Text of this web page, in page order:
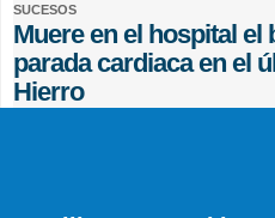
SUCESOS
Muere en el hospital el
parada cardiaca en el
Hierro